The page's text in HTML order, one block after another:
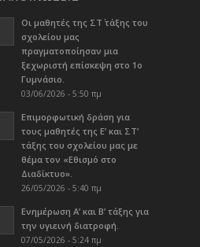
Οι μαθητές της ΣΤ΄ τάξης του
σχολείου μας
πραγματοποίησαν μια
ξεχωριστή επίσκεψη στο 1ο
Γυμνάσιο.
03/06/2026 - 5:50 πμ
Επιμορφωτική δράση για
τους μαθητές της Ε’ και ΣΤ’
τάξης του σχολείου μας με
θέμα τον «Εθισμό στο
Διαδίκτυο».
26/05/2026 - 5:40 πμ
Ενημέρωση Α’ και Β’ τάξης για
την υγιεινή διατροφή.
07/05/2026 - 5:24 πμ